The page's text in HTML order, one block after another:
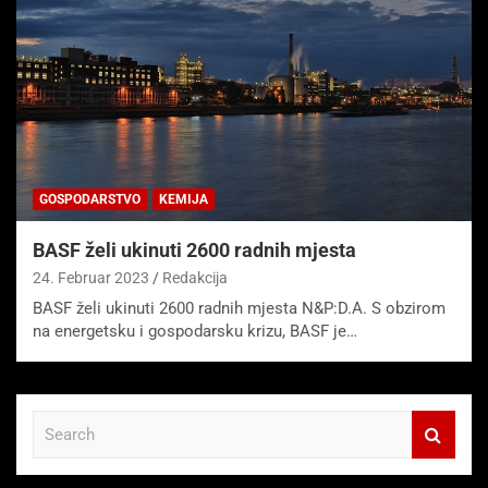
GOSPODARSTVO KEMIJA
BASF želi ukinuti 2600 radnih mjesta
24. Februar 2023 Redakcija
BASF želi ukinuti 2600 radnih mjesta N&P:D.A. S obzirom
na energetsku i gospodarsku krizu, BASF je…